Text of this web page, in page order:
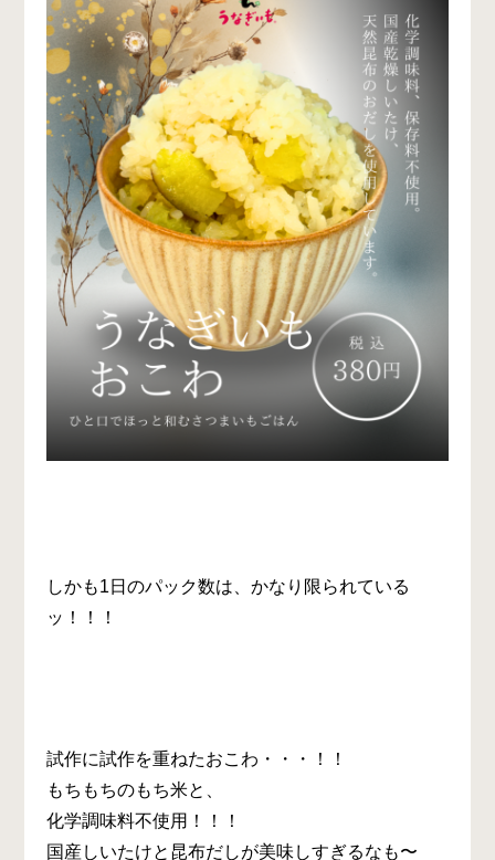
しかも1日のパック数は、かなり限られている
ッ！！！
試作に試作を重ねたおこわ・・・！！
もちもちのもち米と、
化学調味料不使用！！！
国産しいたけと昆布だしが美味しすぎるなも〜